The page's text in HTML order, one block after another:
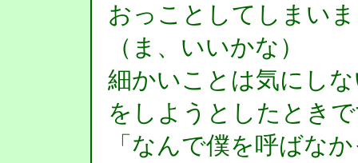
おっことしてしまい
（ま、いいかな）
細かいことは気にし
をしようとしたとき
「なんで僕を呼ばな